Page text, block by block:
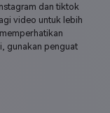
untuk
pratinjau dan
menyenangkan